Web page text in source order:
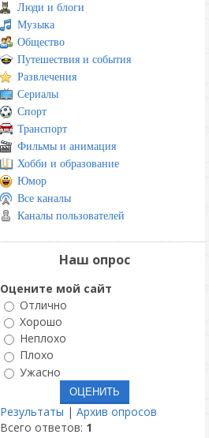
Люди и блоги
Музыка
Общество
Путешествия и события
Развлечения
Сериалы
Спорт
Транспорт
Фильмы и анимация
Хобби и образование
Юмор
Все каналы
Каналы пользователей
Наш опрос
Оцените мой сайт
Отлично
Хорошо
Неплохо
Плохо
Ужасно
Результаты | Архив опросов
Всего ответов: 1